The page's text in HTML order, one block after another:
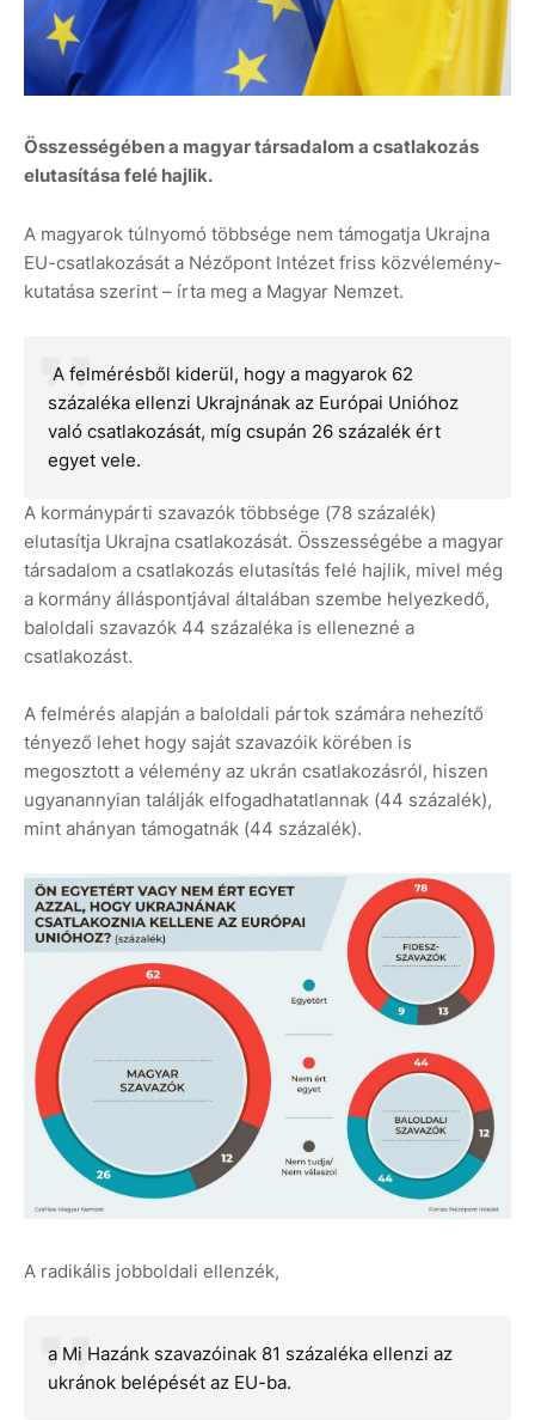
Összességében a magyar társadalom a csatlakozás
elutasítása felé hajlik.
A magyarok túlnyomó többsége nem támogatja Ukrajna
EU-csatlakozását a Nézőpont Intézet friss közvélemény-
kutatása szerint – írta meg a Magyar Nemzet.
A felmérésből kiderül, hogy a magyarok 62
százaléka ellenzi Ukrajnának az Európai Unióhoz
való csatlakozását, míg csupán 26 százalék ért
egyet vele.
A kormánypárti szavazók többsége (78 százalék)
elutasítja Ukrajna csatlakozását. Összességébe a magyar
társadalom a csatlakozás elutasítás felé hajlik, mivel még
a kormány álláspontjával általában szembe helyezkedő,
baloldali szavazók 44 százaléka is ellenezné a
csatlakozást.
A felmérés alapján a baloldali pártok számára nehezítő
tényező lehet hogy saját szavazóik körében is
megosztott a vélemény az ukrán csatlakozásról, hiszen
ugyanannyian találják elfogadhatatlannak (44 százalék),
mint ahányan támogatnák (44 százalék).
A radikális jobboldali ellenzék,
a Mi Hazánk szavazóinak 81 százaléka ellenzi az
ukránok belépését az EU-ba.